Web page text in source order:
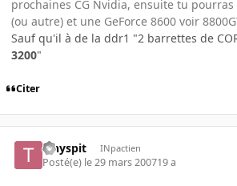
prochaines CG Nvidia, ensuite tu pourras
(ou autre) et une GeForce 8600 voir
Sauf qu'il à de la ddr1 "2 barrettes de
3200"
Citer
Tinyspit INpactien
Posté(e) le 29 mars 200719 a